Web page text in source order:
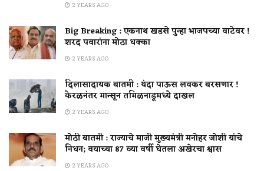
2 YEARS AGO
Big Breaking : एकनाथ खडसे पुन्हा भाजपच्या वाटेवर !
शरद पवारांना मोठा धक्का
2 YEARS AGO
दिलासादायक बातमी : यंदा पाऊस लवकर बरसणार !
केरळनंतर मान्सून तमिळनाडूमध्ये दाखल
2 YEARS AGO
मोठी बातमी : राज्याचे माजी मुख्यमंत्री मनोहर जोशी यांचे
निधन; वयाच्या 87 व्या वर्षी घेतला अखेरचा श्वास
2 YEARS AGO